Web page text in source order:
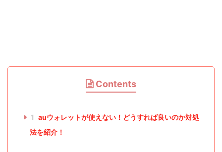
Contents
1 auウォレットが使えない！どうすれば良いのか対処
法を紹介！